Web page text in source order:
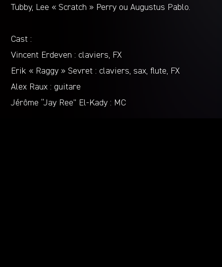
Tubby, Lee « Scratch » Perry ou Augustus Pablo.
Cast :
Vincent Erdeven : claviers, FX
Erik « Raggy » Sevret : claviers, sax, flute, FX
Alex Raux : guitare
Jérôme “Jay Ree” El-Kady : MC